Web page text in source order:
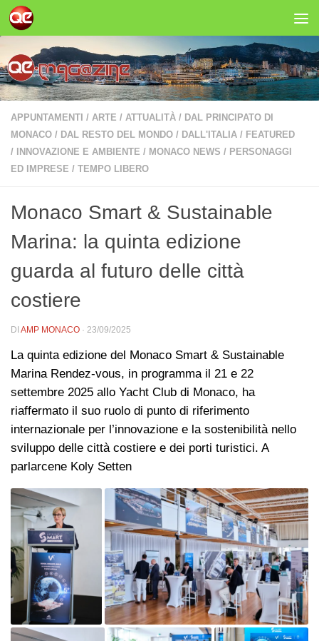
Salta al contenuto
APPUNTAMENTI / ARTE / ATTUALITÀ / DAL PRINCIPATO DI
MONACO / DAL RESTO DEL MONDO / DALL'ITALIA / FEATURED
/
INNOVAZIONE E AMBIENTE / MONACO NEWS / PERSONAGGI
ED IMPRESE / TEMPO LIBERO
Monaco Smart & Sustainable
Marina: la quinta edizione
guarda al futuro delle città
costiere
DI AMP MONACO · 23/09/2025
La quinta edizione del Monaco Smart & Sustainable
Marina Rendez-vous, in programma il 21 e 22
settembre 2025 allo Yacht Club di Monaco, ha
riaffermato il suo ruolo di punto di riferimento
internazionale per l’innovazione e la sostenibilità nello
sviluppo delle città costiere e dei porti turistici. A
parlarcene Koly Setten